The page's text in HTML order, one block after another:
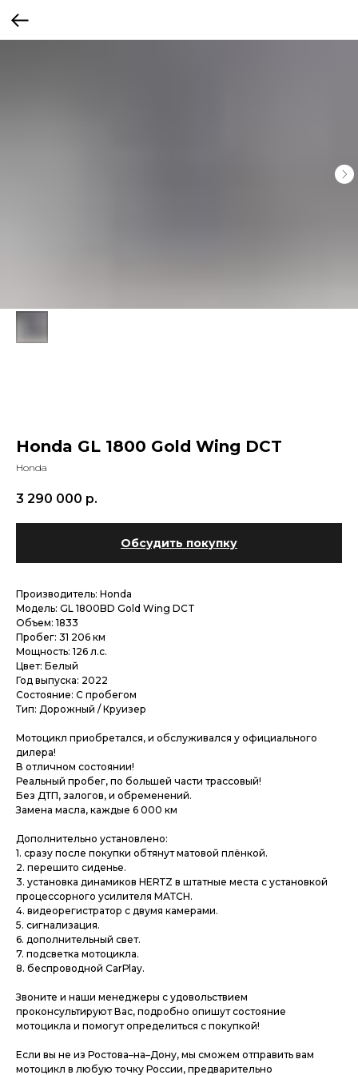
Honda GL 1800 Gold Wing DCT
Honda
3 290 000 р.
Обсудить покупку
Производитель: Honda
Модель: GL 1800BD Gold Wing DCT
Объем: 1833
Пробег: 31 206 км
Мощность: 126 л.с.
Цвет: Белый
Год выпуска: 2022
Состояние: С пробегом
Тип: Дорожный / Круизер
Мотоцикл приобретался, и обслуживался у официального
дилера!
В отличном состоянии!
Реальный пробег, по большей части трассовый!
Без ДТП, залогов, и обременений.
Замена масла, каждые 6 000 км
Дополнительно установлено:
1. сразу после покупки обтянут матовой плёнкой.
2. перешито сиденье.
3. установка динамиков НЕRТZ в штатные места с установкой
процессорного усилителя МАТСН.
4. видеорегистратор с двумя камерами.
5. сигнализация.
6. дополнительный свет.
7. подсветка мотоцикла.
8. беспроводной СаrРlаy.
Звоните и наши менеджеры с удовольствием
проконсультируют Вас, подробно опишут состояние
мотоцикла и помогут определиться с покупкой!
Если вы не из Ростова–на–Дону, мы сможем отправить вам
мотоцикл в любую точку России, предварительно